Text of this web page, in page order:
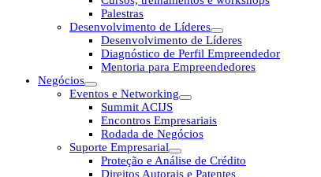
Palestras
Desenvolvimento de Líderes
Desenvolvimento de Líderes
Diagnóstico de Perfil Empreendedor
Mentoria para Empreendedores
Negócios
Eventos e Networking
Summit ACIJS
Encontros Empresariais
Rodada de Negócios
Suporte Empresarial
Proteção e Análise de Crédito
Direitos Autorais e Patentes